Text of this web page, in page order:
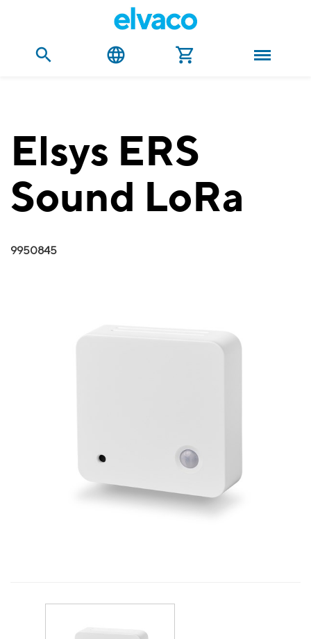
Elsys ERS
Sound LoRa
9950845